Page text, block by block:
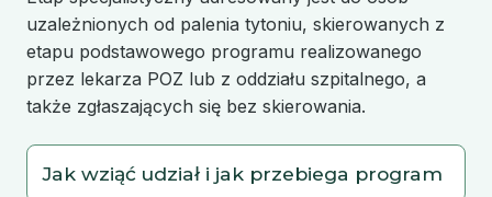
uzależnionych od palenia tytoniu, skierowanych z
etapu podstawowego programu realizowanego
przez lekarza POZ lub z oddziału szpitalnego, a
także zgłaszających się bez skierowania.
Jak wziąć udział i jak przebiega program